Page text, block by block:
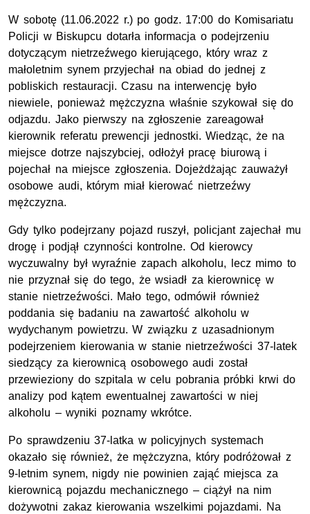
W sobotę (11.06.2022 r.) po godz. 17:00 do Komisariatu
Policji w Biskupcu dotarła informacja o podejrzeniu
dotyczącym nietrzeźwego kierującego, który wraz z
małoletnim synem przyjechał na obiad do jednej z
pobliskich restauracji. Czasu na interwencję było
niewiele, ponieważ mężczyzna właśnie szykował się do
odjazdu. Jako pierwszy na zgłoszenie zareagował
kierownik referatu prewencji jednostki. Wiedząc, że na
miejsce dotrze najszybciej, odłożył pracę biurową i
pojechał na miejsce zgłoszenia. Dojeżdżając zauważył
osobowe audi, którym miał kierować nietrzeźwy
mężczyzna.
Gdy tylko podejrzany pojazd ruszył, policjant zajechał mu
drogę i podjął czynności kontrolne. Od kierowcy
wyczuwalny był wyraźnie zapach alkoholu, lecz mimo to
nie przyznał się do tego, że wsiadł za kierownicę w
stanie nietrzeźwości. Mało tego, odmówił również
poddania się badaniu na zawartość alkoholu w
wydychanym powietrzu. W związku z uzasadnionym
podejrzeniem kierowania w stanie nietrzeźwości 37-latek
siedzący za kierownicą osobowego audi został
przewieziony do szpitala w celu pobrania próbki krwi do
analizy pod kątem ewentualnej zawartości w niej
alkoholu – wyniki poznamy wkrótce.
Po sprawdzeniu 37-latka w policyjnych systemach
okazało się również, że mężczyzna, który podróżował z
9-letnim synem, nigdy nie powinien zająć miejsca za
kierownicą pojazdu mechanicznego – ciążył na nim
dożywotni zakaz kierowania wszelkimi pojazdami. Na